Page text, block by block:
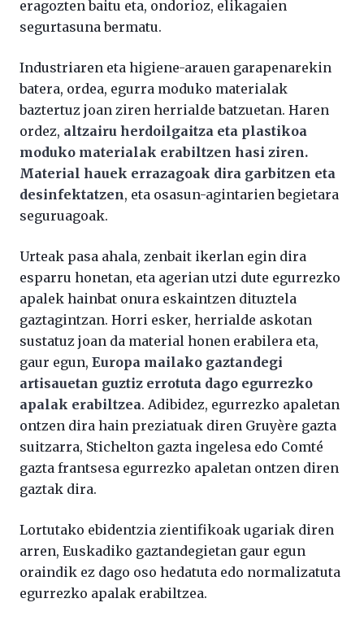
eragozten baitu eta, ondorioz, elikagaien
segurtasuna bermatu.
Industriaren eta higiene-arauen garapenarekin
batera, ordea, egurra moduko materialak
baztertuz joan ziren herrialde batzuetan. Haren
ordez, altzairu herdoilgaitza eta plastikoa
moduko materialak erabiltzen hasi ziren.
Material hauek errazagoak dira garbitzen eta
desinfektatzen, eta osasun-agintarien begietara
seguruagoak.
Urteak pasa ahala, zenbait ikerlan egin dira
esparru honetan, eta agerian utzi dute egurrezko
apalek hainbat onura eskaintzen dituztela
gaztagintzan. Horri esker, herrialde askotan
sustatuz joan da material honen erabilera eta,
gaur egun, Europa mailako gaztandegi
artisauetan guztiz errotuta dago egurrezko
apalak erabiltzea. Adibidez, egurrezko apaletan
ontzen dira hain preziatuak diren Gruyère gazta
suitzarra, Stichelton gazta ingelesa edo Comté
gazta frantsesa egurrezko apaletan ontzen diren
gaztak dira.
Lortutako ebidentzia zientifikoak ugariak diren
arren, Euskadiko gaztandegietan gaur egun
oraindik ez dago oso hedatuta edo normalizatuta
egurrezko apalak erabiltzea.